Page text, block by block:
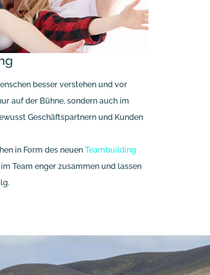
besser verstehen und vor
auf der Bühne, sondern auch im
Geschäftspartnern und Kunden
in Form des neuen Teambuilding
Team enger zusammen und lassen